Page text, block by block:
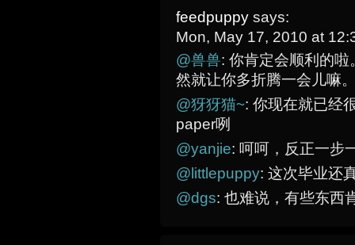
feedpuppy says:
Mon, May 17, 2010 at
@兽兽: 你肯定会顺利的
然就让你多折腾一会儿嘛
@犽犽猫~: 你现在就已经
paper咧
@yanjie: 呵呵，反正一步
@littlepuppy: 这次毕业还
@dgs: 也难说，有些东西